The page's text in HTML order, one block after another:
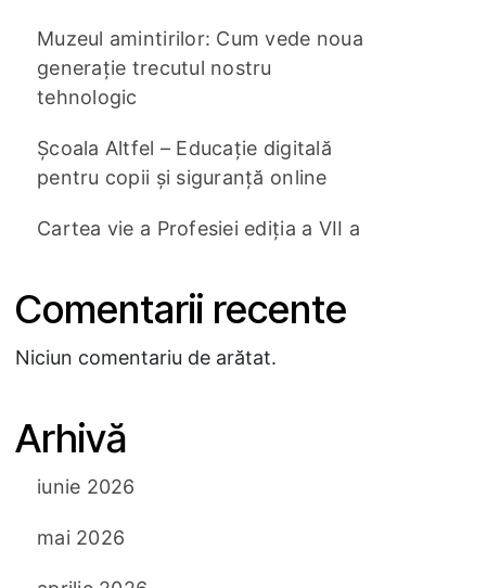
Muzeul amintirilor: Cum vede noua
generație trecutul nostru
tehnologic
Școala Altfel – Educație digitală
pentru copii și siguranță online
Cartea vie a Profesiei ediția a VII a
Comentarii recente
Niciun comentariu de arătat.
Arhivă
iunie 2026
mai 2026